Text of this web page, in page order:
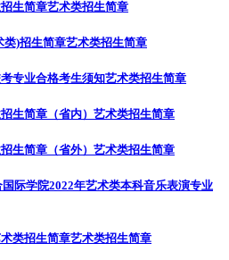
生简章艺术类招生简章
类)招生简章艺术类招生简章
专业合格考生须知艺术类招生简章
生简章（省内）艺术类招生简章
生简章（省外）艺术类招生简章
际学院2022年艺术类本科音乐表演专业
类招生简章艺术类招生简章